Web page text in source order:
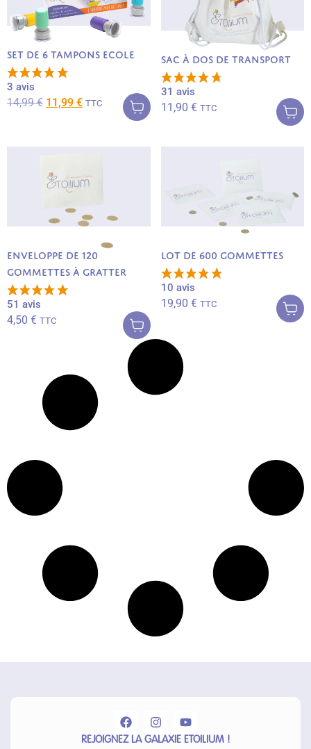
Set de 6 tampons Ecole
3 avis
14,99€ 11,99 € TTC
Sac à dos de transport
31 avis
11,90 € TTC
Enveloppe de 120
gommettes à gratter
51 avis
4,50 € TTC
Lot de 600 gommettes
10 avis
19,90 € TTC
REJOIGNEZ LA GALAXIE ETOILIUM !